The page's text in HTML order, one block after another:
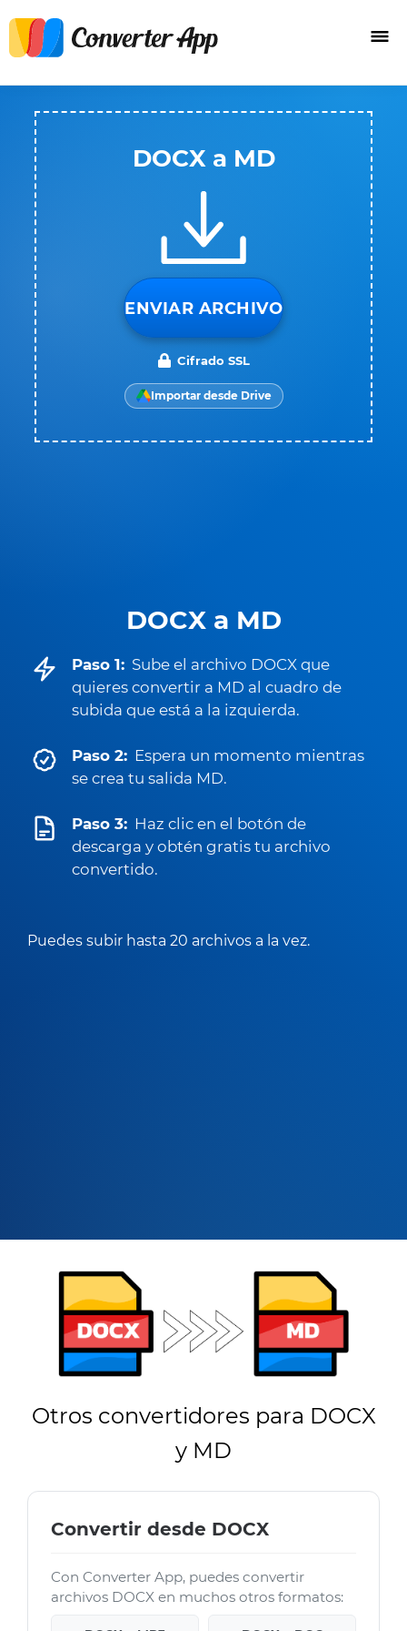
DOCX a MD
Paso 1: Sube el archivo DOCX que
quieres convertir a MD al cuadro de
subida que está a la izquierda.
Paso 2: Espera un momento mientras
se crea tu salida MD.
Paso 3: Haz clic en el botón de
descarga y obtén gratis tu archivo
convertido.
Puedes subir hasta 20 archivos a la vez.
DOCX a MD
ENVIAR ARCHIVO
Cifrado SSL
Importar desde Drive
Otros convertidores para DOCX
y MD
Convertir desde DOCX
Con Converter App, puedes convertir
archivos DOCX en muchos otros formatos: